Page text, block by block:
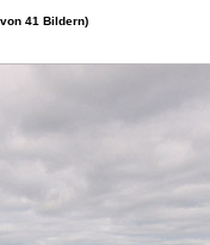
41 Bildern)